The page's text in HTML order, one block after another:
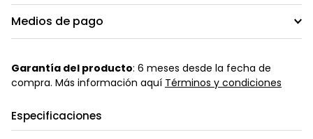
Medios de pago
Garantía del producto: 6 meses desde la fecha de
compra. Más información aquí Términos y condiciones
Especificaciones